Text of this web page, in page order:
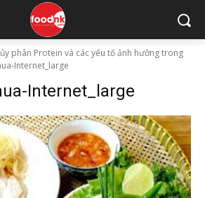
phân Protein và các yếu tố ảnh hưởng trong
Internet_large
Internet_large